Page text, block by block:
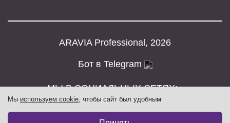
ARAVIA Professional, 2026
Бот в Telegram
МЫ В СОЦИАЛЬНЫХ СЕТЯХ:
Мы используем cookie, чтобы сайт был удобным